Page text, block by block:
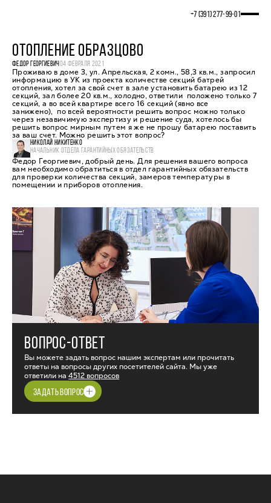
+7 (391) 277‒99‒01
ОТОПЛЕНИЕ ОБРАЗЦОВО
ФЕДОР ГЕОРГИЕВИЧ04 ФЕВРАЛЯ 2021
Проживаю в доме 3, ул. Апрельская, 2 комн., 58,3 кв.м., запросил
информацию в УК из проекта количестве секций батрей
отопления, хотел за свой счет в зале установить батарею из 12
секций, зал более 20 кв.м., холодно, ответили положено только 7
секций, а во всей квартире всего 16 секций (явно все
занижено), по всей вероятности решить вопрос можно только
через незавичимую экспертизу и решение суда, хотелось бы
решить вопрос мирным путем я же не прошу батарею поставить
за ваш счет. Можно решить этот вопрос?
НИКОЛАЙ НИКИТЕНКО
НАЧАЛЬНИК ОТДЕЛА ГАРАНТИЙНЫХ ОБЯЗАТЕЛЬСТВ
Федор Георгиевич, добрый день. Для решения вашего вопроса
вам необходимо обратиться в отдел гарантийных обязательств
для проверки количества секций, замеров температуры в
помещении и приборов отопления.
ВОПРОС-ОТВЕТ
Вы можете задать вопрос нашим экспертам или прочитать
ответы на вопросы других посетителей сайта. Мы уже
ответили на 4512 вопросов
ЗАДАТЬ ВОПРОС